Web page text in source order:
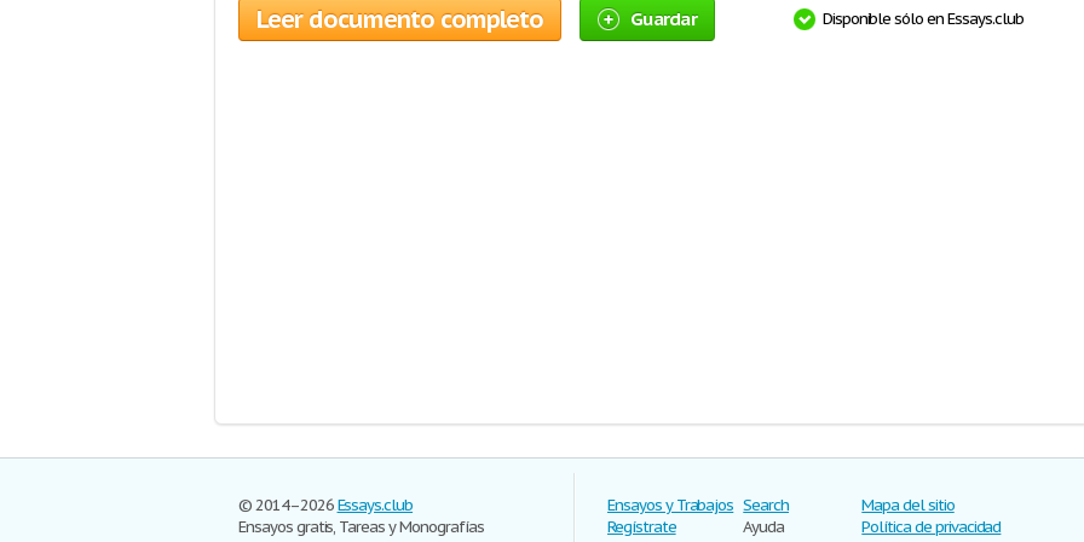
Leer documento completo Guardar Disponible sólo en Essays.club
© 2014–2026Essays.club
Ensayos gratis, Tareas y Monografías
Ensayos y Trabajos
Regístrate
Search
Ayuda
Mapa del sitio
Política de privacidad